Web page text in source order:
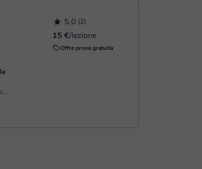
5,0 (2)
15 €/lezione
Offre prova gratuita
di